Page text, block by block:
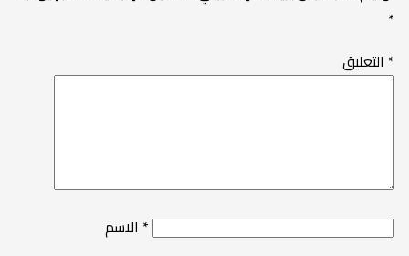
*
*
*